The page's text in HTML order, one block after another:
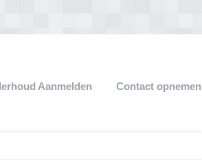
Aanmelden Contact opnemen